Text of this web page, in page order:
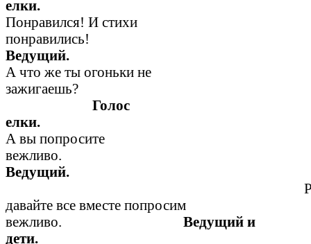
Понравился! И стихи
понравились!
А что же ты огоньки не
зажигаешь?
Голос
А вы попросите
вежливо.
Ведущий.
давайте все вместе попросим
вежливо. Ведущий и
дети.